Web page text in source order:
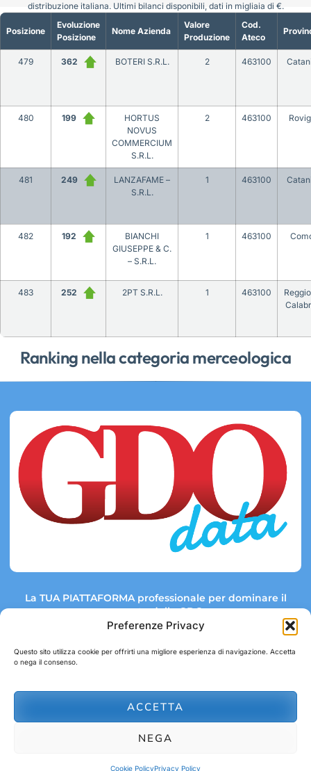
Preferenze Privacy
Questo sito utilizza cookie per offrirti una migliore esperienza di navigazione. Accetta
o nega il consenso.
ACCETTA
NEGA
Cookie PolicyPrivacy Policy
Ranking nella categoria merceologica
Posizione
Evoluzione
Posizione
Nome Azienda
Valore
Produzione
Cod.
Ateco
479 362 BOTERI S.R.L. 2 463100
480 199
HORTUS
NOVUS
COMMERCIUM
S.R.L.
2 463100
481 249
LANZAFAME –
S.R.L.
1 463100
482 192
BIANCHI
GIUSEPPE & C.
– S.R.L.
1 463100
483 252 2PT S.R.L. 1 463100
distribuzione italiana. Ultimi bilanci disponibili, dati in migliaia di €.
La TUA PIATTAFORMA professionale per dominare il
mercato della GDO.
Link rapidi:
abbonamenti@gdodata.it